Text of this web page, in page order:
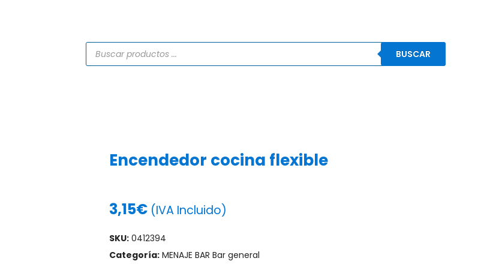
BUSCAR
Encendedor cocina flexible
3,15€ (IVA Incluido)
SKU: 0412394
Categoría: MENAJE BAR Bar general